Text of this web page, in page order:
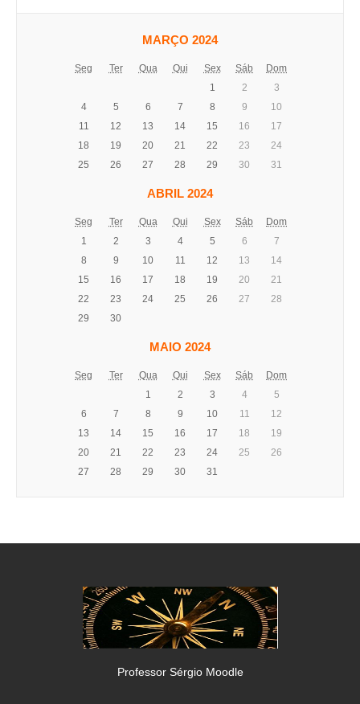
MARÇO 2024
Seg Ter Qua Qui Sex Sáb
Dom
1
2
3
4
5 6 7 8 9
10
11
12 13 14 15 16
17
18
19 20 21 22 23
24
25
26 27 28 29 30 31
ABRIL 2024
Seg Ter Qua Qui Sex Sáb
Dom
1
2 3 4 5 6
7
8
9 10 11 12 13
14
15
16 17 18 19 20
21
22
23 24 25 26 27
28
29
30
MAIO 2024
Seg Ter Qua Qui Sex Sáb
Dom
1
2 3 4
5
6
7 8 9 10 11
12
13
14 15 16 17 18
19
20
21 22 23 24 25
26
27
28 29 30 31
Professor Sérgio Moodle